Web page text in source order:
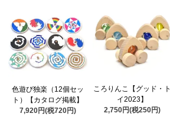
色遊び独楽（12個セッ
ト）【カタログ掲載】
7,920円(税720円)
ころりんこ【グッド・ト
イ2023】
2,750円(税250円)